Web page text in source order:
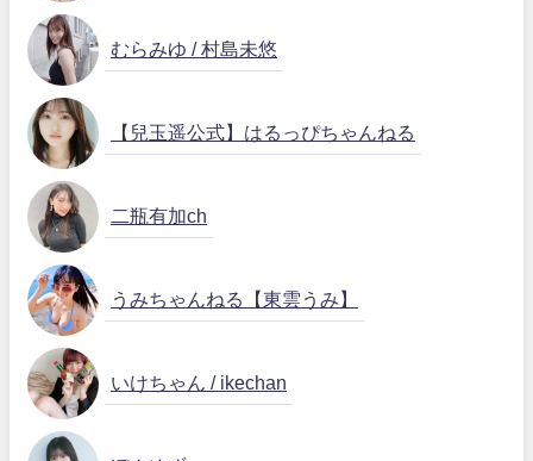
むらみゆ / 村島未悠
【兒玉遥公式】はるっぴちゃんねる
二瓶有加ch
うみちゃんねる【東雲うみ】
いけちゃん / ikechan